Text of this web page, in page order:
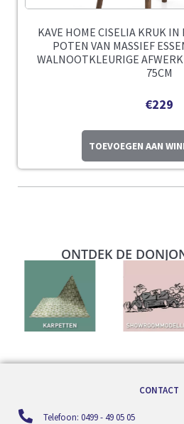
KAVE HOME CISELIA KRUK
POTEN VAN MASSIEF
WALNOOTKLEURIGE
75CM
€229
TOEVOEGEN AAN
ONTDEK DE
CONTACT
Telefoon: 0499 - 49 05 05